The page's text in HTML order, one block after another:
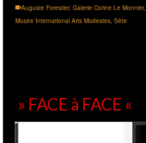
Auguste Forestier, Galerie Corine Le Monnier,
Musée International Arts Modestes, Sète
» FACE à FACE «